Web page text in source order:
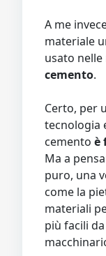
A me
materiale
usato
cemento.
Certo, per
tecnologia
cemento è
Ma a
puro, una
come la
materiali
più facili